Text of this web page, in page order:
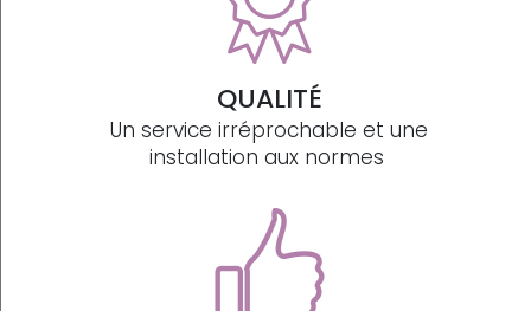
QUALITÉ
Un service irréprochable et une
installation aux normes